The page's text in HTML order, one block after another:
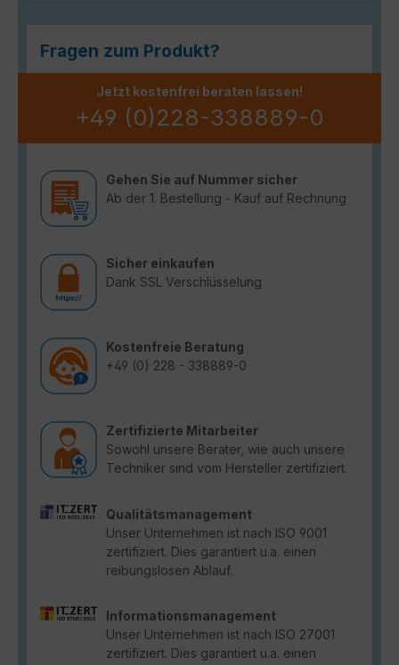
Fragen zum Produkt?
Jetzt kostenfrei beraten lassen!
+49 (0)228-338889-0
Gehen Sie auf Nummer sicher
Ab der 1. Bestellung - Kauf auf Rechnung
Sicher einkaufen
Dank SSL Verschlüsselung
Kostenfreie Beratung
+49 (0) 228 - 338889-0
Zertifizierte Mitarbeiter
Sowohl unsere Berater, wie auch unsere
Techniker sind vom Hersteller zertifiziert.
Qualitätsmanagement
Unser Unternehmen ist nach ISO 9001
zertifiziert. Dies garantiert u.a. einen
reibungslosen Ablauf.
Informationsmanagement
Unser Unternehmen ist nach ISO 27001
zertifiziert. Dies garantiert u.a. einen